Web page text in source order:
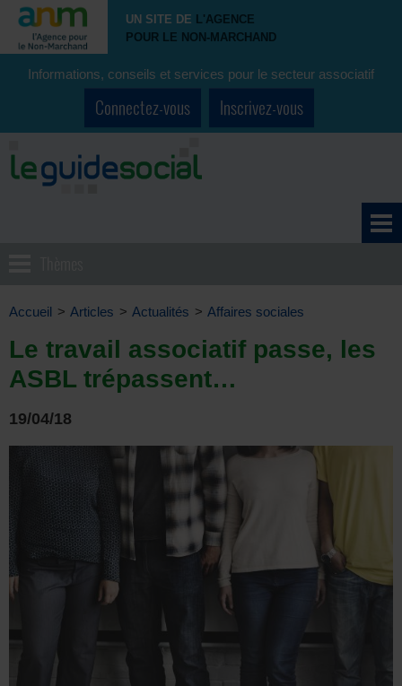
UN SITE DE L'AGENCE
POUR LE NON-MARCHAND
Informations, conseils et services pour le secteur associatif
Connectez-vous Inscrivez-vous
Accueil > Articles > Actualités > Affaires sociales
Le travail associatif passe, les
ASBL trépassent…
19/04/18